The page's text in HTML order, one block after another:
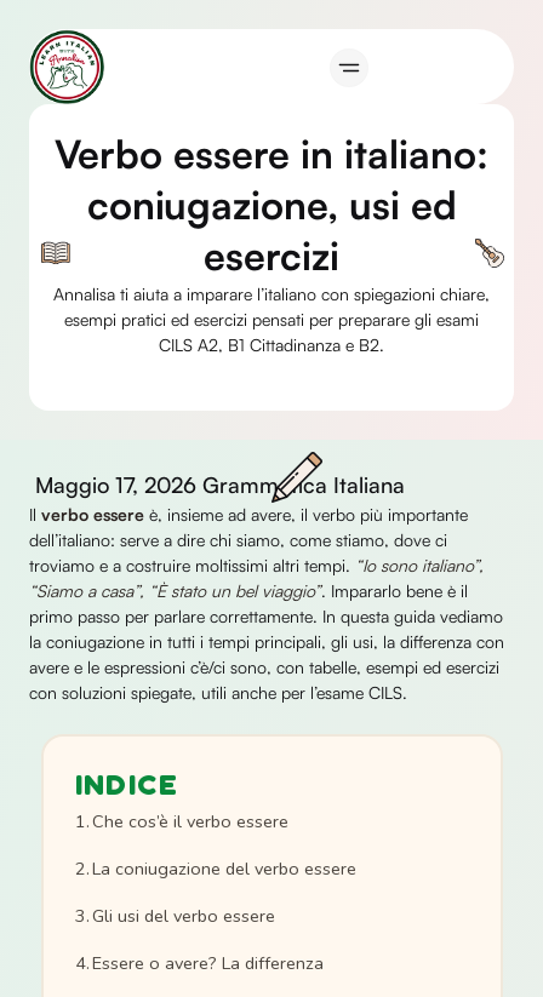
contenuto
Verbo essere in italiano:
coniugazione, usi ed
esercizi
Annalisa ti aiuta a imparare l’italiano con spiegazioni chiare,
esempi pratici ed esercizi pensati per preparare gli esami
CILS A2, B1 Cittadinanza e B2.
Maggio 17, 2026 Grammatica Italiana
Il verbo essere è, insieme ad avere, il verbo più importante
dell’italiano: serve a dire chi siamo, come stiamo, dove ci
troviamo e a costruire moltissimi altri tempi. “Io sono italiano”,
“Siamo a casa”, “È stato un bel viaggio”. Impararlo bene è il
primo passo per parlare correttamente. In questa guida vediamo
la coniugazione in tutti i tempi principali, gli usi, la differenza con
avere e le espressioni c’è/ci sono, con tabelle, esempi ed esercizi
con soluzioni spiegate, utili anche per l’esame CILS.
INDICE
Che cos’è il verbo essere
La coniugazione del verbo essere
Gli usi del verbo essere
Essere o avere? La differenza